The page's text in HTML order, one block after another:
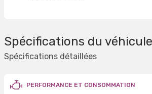
Spécifications du véhicule
Spécifications détaillées
PERFORMANCE ET CONSOMMATION